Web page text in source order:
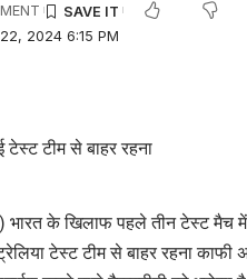
22, 2024 6:15 PM
भारत के खिलाफ पहले तीन टेस्ट मैच
टेस्ट टीम से बाहर रहना काफी